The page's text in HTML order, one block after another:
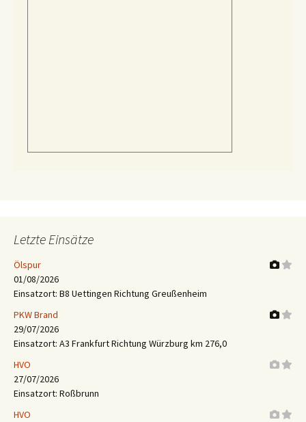
Letzte Einsätze
Ölspur
01/08/2026
Einsatzort: B8 Uettingen Richtung Greußenheim
PKW Brand
29/07/2026
Einsatzort: A3 Frankfurt Richtung Würzburg km 276,0
HVO
27/07/2026
Einsatzort: Roßbrunn
HVO